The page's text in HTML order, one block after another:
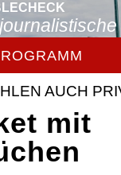
AUCH
mit